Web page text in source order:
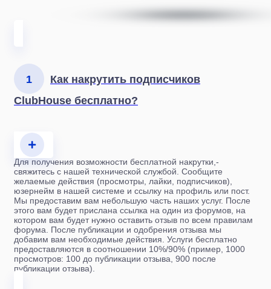
1
Как накрутить подписчиков
ClubHouse бесплатно?
Для получения возможности бесплатной накрутки,-
свяжитесь с нашей технической службой. Сообщите
желаемые действия (просмотры, лайки, подписчиков),
юзернейм в нашей системе и ссылку на профиль или пост.
Мы предоставим вам небольшую часть наших услуг. После
этого вам будет прислана ссылка на один из форумов, на
котором вам будет нужно оставить отзыв по всем правилам
форума. После публикации и одобрения отзыва мы
добавим вам необходимые действия. Услуги бесплатно
предоставляются в соотношении 10%/90% (пример, 1000
просмотров: 100 до публикации отзыва, 900 после
публикации отзыва).